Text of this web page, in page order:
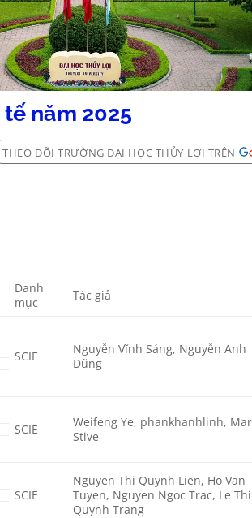
năm 2025
THEO DÕI TRƯỜNG ĐẠI HỌC THỦY LỢI TRÊN
Danh
mục
Tác giả
SCIE
Nguyễn Vĩnh Sáng, Nguyễn Anh
Dũng
SCIE
Weifeng Ye, phankhanhlinh,
Stive
SCIE
Nguyen Thi Quynh Lien, Ho Van
Tuyen, Nguyen Ngoc Trac, Le Thi
Quynh Trang